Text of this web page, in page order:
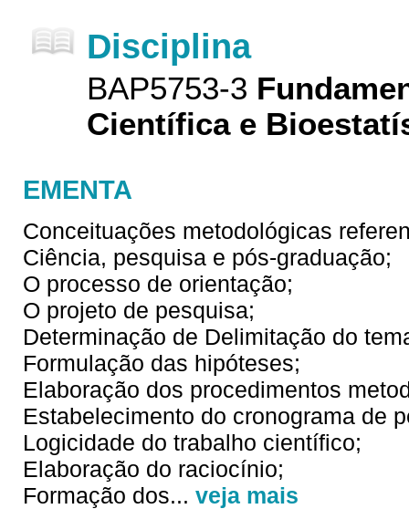
Disciplina
BAP5753-3
Científica e
EMENTA
Conceituações metodológicas
Ciência, pesquisa e pós-graduação;
O processo de orientação;
O projeto de pesquisa;
Determinação de Delimitação do
Formulação das hipóteses;
Elaboração dos procedimentos
Estabelecimento do cronograma de
Logicidade do trabalho científico;
Elaboração do raciocínio;
Formação dos... veja mais